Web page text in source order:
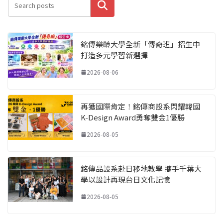
搜尋
銘傳樂齡大學全新「傳奇班」招生中
打造多元學習新選擇
2026-08-06
再獲國際肯定！銘傳商設系閃耀韓國
K-Design Award勇奪雙金1優勝
2026-08-05
銘傳品設系赴日移地教學 攜手千葉大
學以設計再現台日文化記憶
2026-08-05